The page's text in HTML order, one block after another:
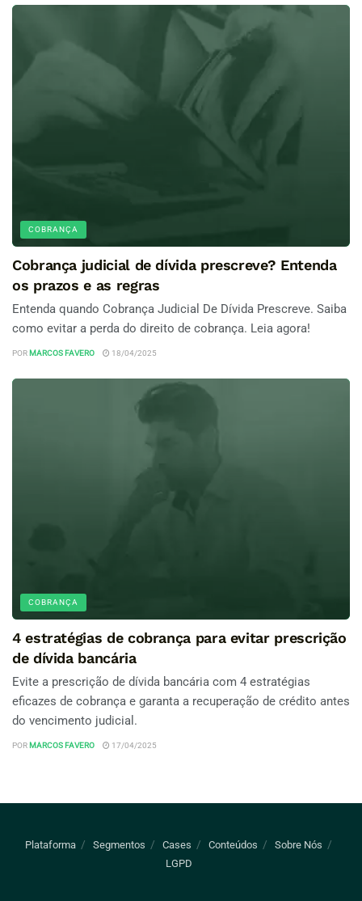
COBRANÇA
Cobrança judicial de dívida prescreve? Entenda
os prazos e as regras
Entenda quando Cobrança Judicial De Dívida Prescreve. Saiba
como evitar a perda do direito de cobrança. Leia agora!
POR MARCOS FAVERO 18/04/2025
COBRANÇA
4 estratégias de cobrança para evitar prescrição
de dívida bancária
Evite a prescrição de dívida bancária com 4 estratégias
eficazes de cobrança e garanta a recuperação de crédito antes
do vencimento judicial.
POR MARCOS FAVERO 17/04/2025
Plataforma Segmentos Cases Conteúdos
Sobre Nós
LGPD